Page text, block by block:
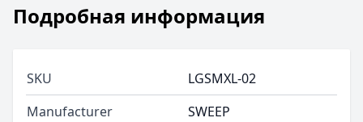
Подробная информация
SKU
LGSMXL-02
Manufacturer
SWEEP